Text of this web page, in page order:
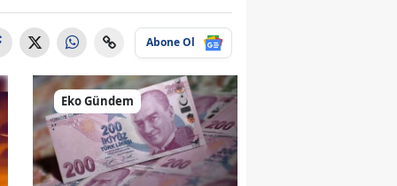
Abone Ol
Eko Gündem